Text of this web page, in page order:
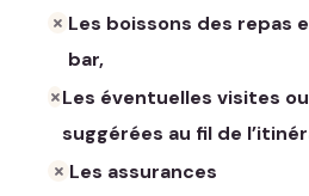
Les boissons des repas
bar,
Les éventuelles visites
suggérées au fil de
Les assurances